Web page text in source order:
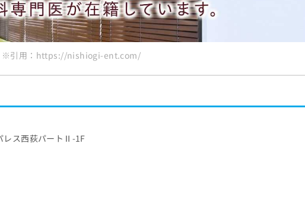
※引用：https://nishiogi-ent.com/
レス西荻パートⅡ-1F